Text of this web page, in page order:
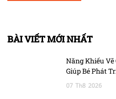
BÀI VIẾT MỚI NHẤT
Năng Khiếu Vẽ
Giúp Bé Phát
07 Th8 2026